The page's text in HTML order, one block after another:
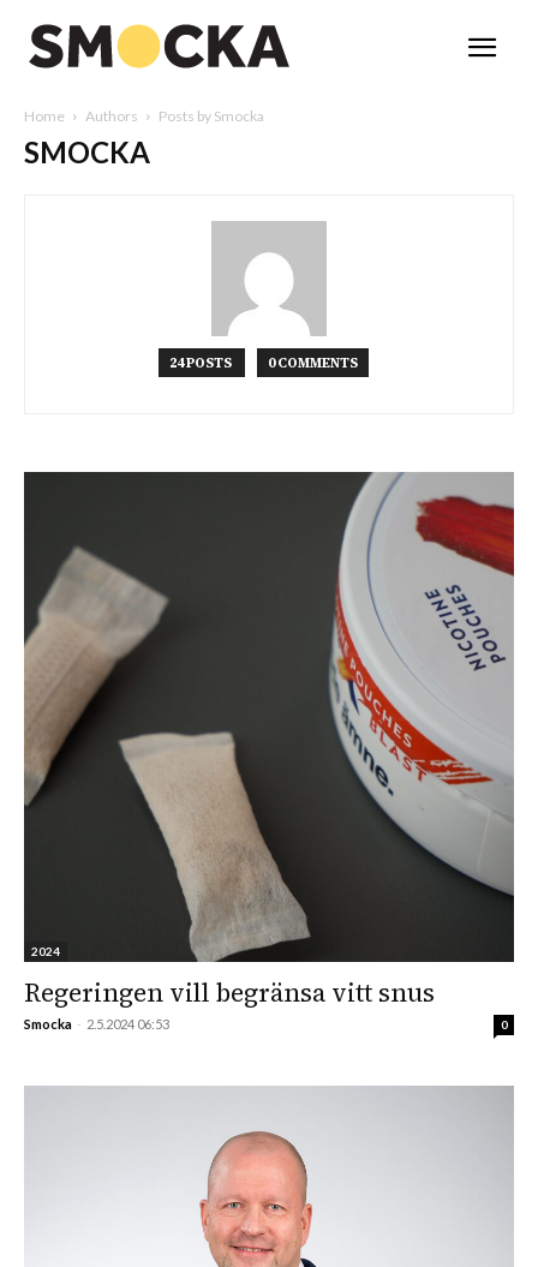
Home Authors Posts by Smocka
SMOCKA
24 POSTS 0 COMMENTS
2024
Regeringen vill begränsa vitt snus
Smocka - 2.5.2024 06:53 0